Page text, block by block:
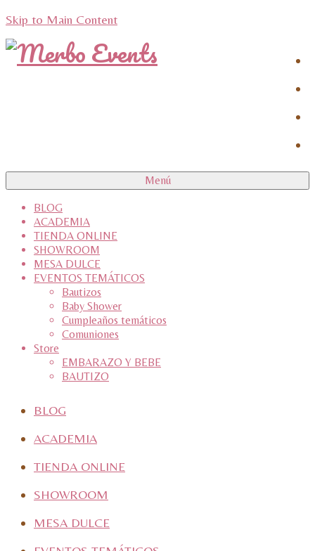
Skip to Main Content
Menú
BLOG
ACADEMIA
TIENDA ONLINE
SHOWROOM
MESA DULCE
EVENTOS TEMÁTICOS
Bautizos
Baby Shower
Cumpleaños temáticos
Comuniones
Store
EMBARAZO Y BEBE
BAUTIZO
BLOG
ACADEMIA
TIENDA ONLINE
SHOWROOM
MESA DULCE